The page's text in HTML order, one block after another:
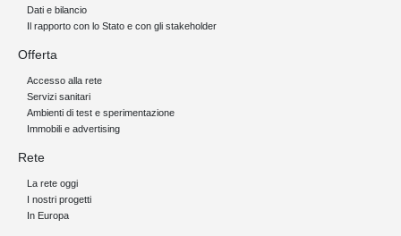
Dati e bilancio
Il rapporto con lo Stato e con gli stakeholder
Offerta
Accesso alla rete
Servizi sanitari
Ambienti di test e sperimentazione
Immobili e advertising
Rete
La rete oggi
I nostri progetti
In Europa